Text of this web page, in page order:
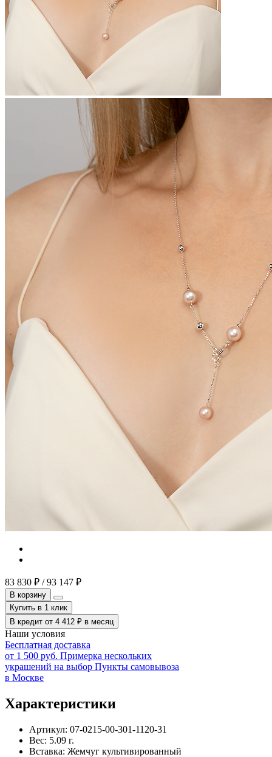
83 830 ₽ / 93 147 ₽
В корзину
Купить в 1 клик
В кредит от 4 412 ₽ в месяц
Наши условия
Бесплатная доставка
от 1 500 руб. Примерка нескольких
украшений на выбор Пункты самовывоза
в Москве
Характеристики
Артикул: 07-0215-00-301-1120-31
Вес: 5.09 г.
Вставка: Жемчуг культивированный